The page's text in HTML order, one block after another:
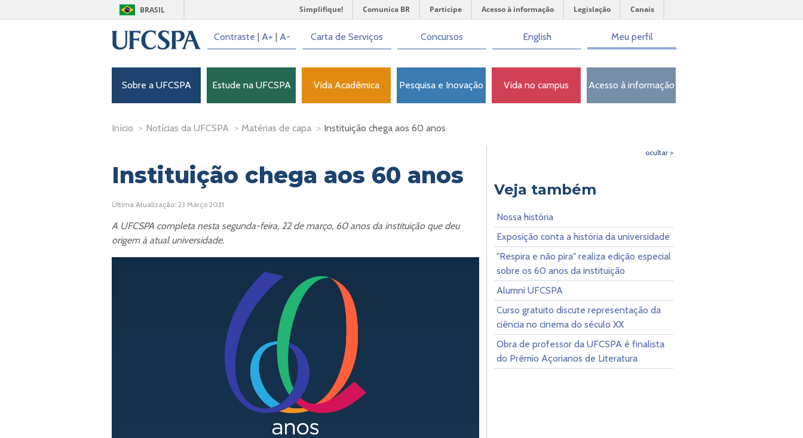
BRASIL Simplifique! Comunica BR Participe Acesso à informação Legislação Canais
Contraste | A+ | A- Carta de Serviços Concursos English Meu perfil
Sobre a UFCSPA Estude na UFCSPA Vida Acadêmica Pesquisa e Inovação Vida no campus Acesso à informação
Início > Notícias da UFCSPA > Matérias de capa > Instituição chega aos 60 anos
Instituição chega aos 60 anos
Última Atualização: 23 Março 2021
A UFCSPA completa nesta segunda-feira, 22 de março, 60 anos da instituição que deu
origem à atual universidade.
ocultar >
Veja também
Nossa história
Exposição conta a história da universidade
"Respira e não pira" realiza edição especial
sobre os 60 anos da instituição
Alumni UFCSPA
Curso gratuito discute representação da
ciência no cinema do século XX
Obra de professor da UFCSPA é finalista
do Prêmio Açorianos de Literatura